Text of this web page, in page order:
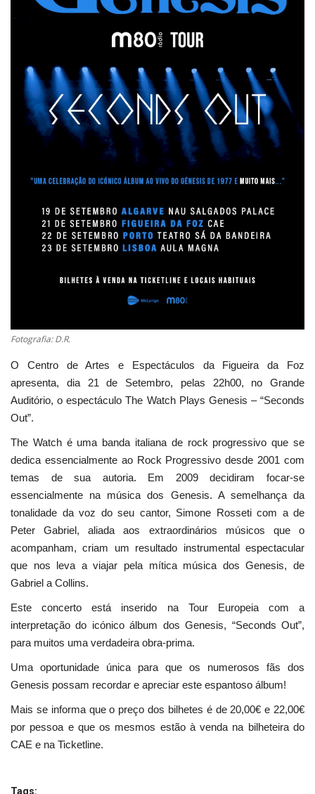
Ficha técnica
Cultura
Ambiente
Fotografia: D.R.
O Centro de Artes e Espectáculos da Figueira da Foz
apresenta, dia 21 de Setembro, pelas 22h00, no Grande
Auditório, o espectáculo The Watch Plays Genesis – “Seconds
Out”.
The Watch é uma banda italiana de rock progressivo que se
dedica essencialmente ao Rock Progressivo desde 2001 com
temas de sua autoria. Em 2009 decidiram focar-se
essencialmente na música dos Genesis. A semelhança da
tonalidade da voz do seu cantor, Simone Rosseti com a de
Peter Gabriel, aliada aos extraordinários músicos que o
acompanham, criam um resultado instrumental espectacular
que nos leva a viajar pela mítica música dos Genesis, de
Gabriel a Collins.
Este concerto está inserido na Tour Europeia com a
interpretação do icónico álbum dos Genesis, “Seconds Out”,
para muitos uma verdadeira obra-prima.
Uma oportunidade única para que os numerosos fãs dos
Genesis possam recordar e apreciar este espantoso álbum!
Mais se informa que o preço dos bilhetes é de 20,00€ e 22,00€
por pessoa e que os mesmos estão à venda na bilheteira do
CAE e na Ticketline.
Tags: